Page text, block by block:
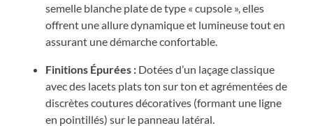
semelle blanche plate de type « cupsole », elles
offrent une allure dynamique et lumineuse tout en
assurant une démarche confortable.
Finitions Épurées : Dotées d’un laçage classique
avec des lacets plats ton sur ton et agrémentées de
discrètes coutures décoratives (formant une ligne
en pointillés) sur le panneau latéral.